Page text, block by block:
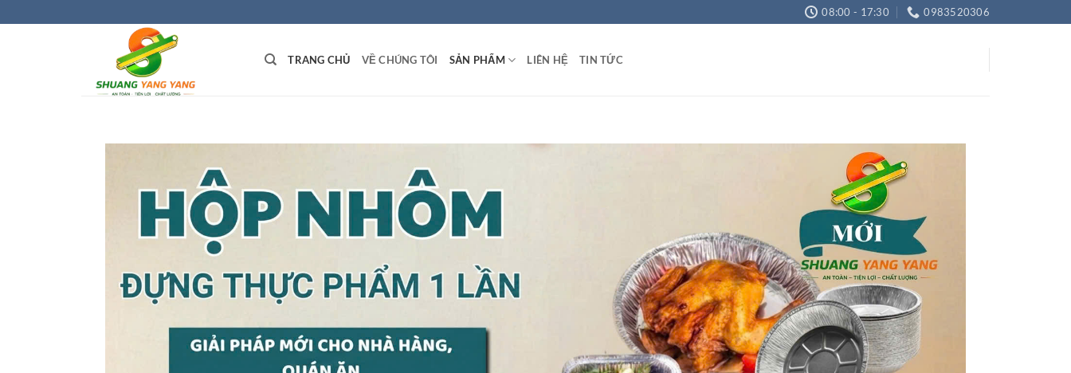
qua
08:00 - 17:30 0983520306
TRANG CHỦ VỀ CHÚNG TÔI SẢN PHẨM LIÊN HỆ TIN TỨC